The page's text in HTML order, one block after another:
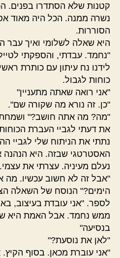
קטנות שלא הסתדרו בפנים.
נשרה ממנה. הכל היה מאוד
הסוררות.
היא שאלה לשלומי ואיך עבר
"נחמד. עבדתי, והספקתי
לידנו נח עיתון עם כותרת
כוחות לגבול.
"אני רואה שאתה מתעניין"
"כן. זה נורא מה שקורה שם".
"מה? מה אתה חושב?"
את דעתי לגביי העברת
נתתי את הניתוח שלי לגביי
האסטרטגי שבזה. היא הנהנה
נעלם מעיניה. עצרתי את עצמי.
"אבל זה לא חשוב עכשיו. מה
הימים?" הנוסח של השאלה
לספר. "אני עובדת בעיצוב,
ממש נחמד. אבל האמת היא
בנסיעה"
"לאן את נוסעת?"
"אני עוברת מכאן. בסוף הקיץ.